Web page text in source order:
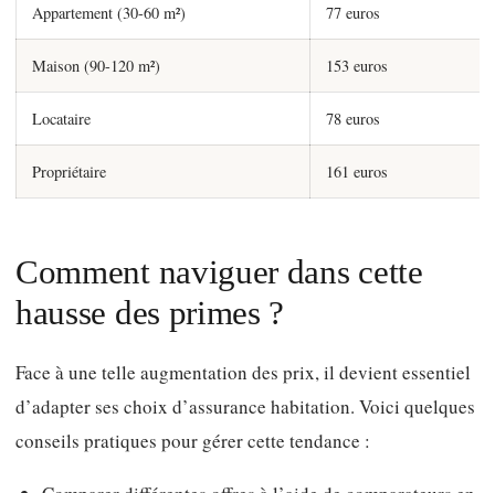
Appartement (30-60 m²) 77 euros
Maison (90-120 m²) 153 euros
Locataire 78 euros
Propriétaire 161 euros
Comment naviguer dans cette
hausse des primes ?
Face à une telle augmentation des prix, il devient essentiel
d’adapter ses choix d’assurance habitation. Voici quelques
conseils pratiques pour gérer cette tendance :